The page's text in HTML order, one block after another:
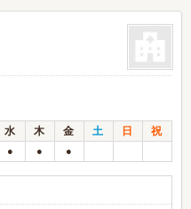
水 木 金 土 日
祝
● ● ●